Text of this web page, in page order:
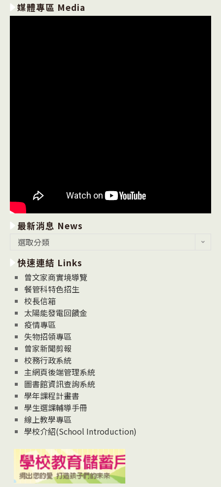
媒體專區 Media
最新消息 News
消
息
News
選取分類
快速連結 Links
曾文家商實境導覽
餐管科特色招生
校長信箱
太陽能發電回饋金
疫情專區
失物招領專區
曾家新聞剪報
校務行政系統
主網頁後端管理系統
圖書館資訊查詢系統
學年課程計畫書
學生選課輔導手冊
線上教學專區
學校介紹(School Introduction)